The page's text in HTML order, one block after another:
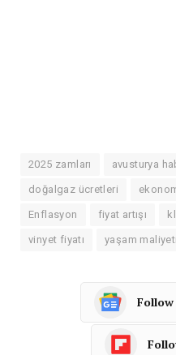
2025 zamları avusturya
doğalgaz ücretleri
Enflasyon fiyat artışı
vinyet fiyatı yaşam maliyeti
Follow